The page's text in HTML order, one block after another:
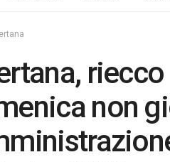
non